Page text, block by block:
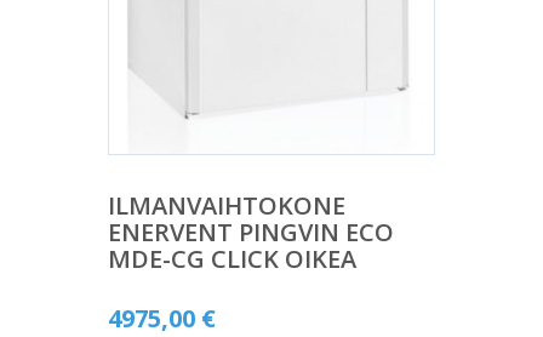
ILMANVAIHTOKONE
ENERVENT PINGVIN ECO
MDE-CG CLICK OIKEA
4975,00 €